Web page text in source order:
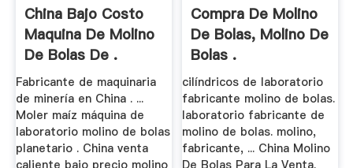
China Bajo Costo
Maquina De Molino
De Bolas De .
Fabricante de maquinaria
de minería en China . ...
Moler maíz máquina de
laboratorio molino de bolas
planetario . China venta
Compra De Molino
De Bolas, Molino De
Bolas .
cilíndricos de laboratorio
fabricante molino de bolas.
laboratorio fabricante de
molino de bolas. molino,
fabricante, ... China Molino